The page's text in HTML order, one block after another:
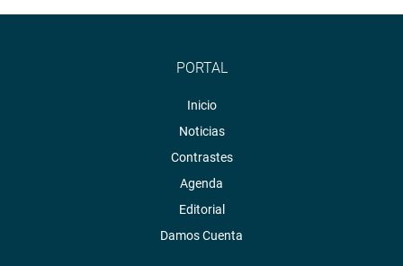
PORTAL
Inicio
Noticias
Contrastes
Agenda
Editorial
Damos Cuenta